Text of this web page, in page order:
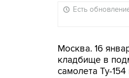
Есть
Москва. 16
кладбище в
самолета Ту-